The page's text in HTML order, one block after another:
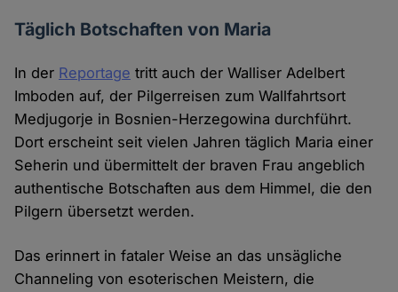
Täglich Botschaften von Maria
In der Reportage tritt auch der Walliser Adelbert
Imboden auf, der Pilgerreisen zum Wallfahrtsort
Medjugorje in Bosnien-Herzegowina durchführt.
Dort erscheint seit vielen Jahren täglich Maria einer
Seherin und übermittelt der braven Frau angeblich
authentische Botschaften aus dem Himmel, die den
Pilgern übersetzt werden.
Das erinnert in fataler Weise an das unsägliche
Channeling von esoterischen Meistern, die